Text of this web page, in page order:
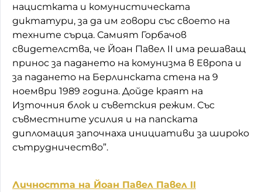
нацистката и комунистическата
диктатури, за да им говори със своето на
техните сърца. Самият Горбачов
свидетелства, че Йоан Павел II има решаващ
принос за падането на комунизма в Европа и
за падането на Берлинската стена на 9
ноември 1989 година. Дойде краят на
Източния блок и съветския режим. Със
съвместните усилия и на папската
дипломация започнаха инициативи за широко
сътрудничество”.
Личността на Йоан Павел Павел II